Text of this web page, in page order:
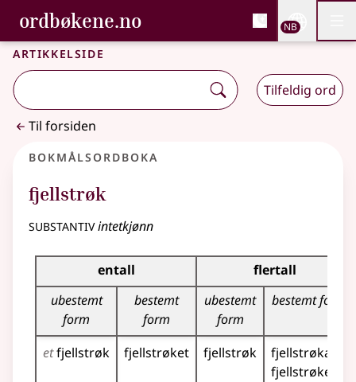
Gå til hovedinnhold
Tilgjengelighet
ordbøkene.no, Bokmålsordboka og
Bokmålsordboka og Nynorskordboka
NB
Artikkelside
Tilfeldig ord
Til forsiden
Bokmålsordboka
fjellstrøk
substantivintetkjønn
Bøyingstabell for dette substantivet
entall
flertall
ubestemt
form
bestemt
form
ubestemt
form
bestemt form
etfjellstrøk fjellstrøket fjellstrøk
fjellstrøka
fjellstrøkene